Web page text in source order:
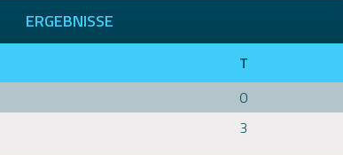
ERGEBNISSE
T
0
3